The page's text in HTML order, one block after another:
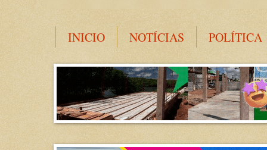
INICIO NOTÍCIAS POLÍTICA